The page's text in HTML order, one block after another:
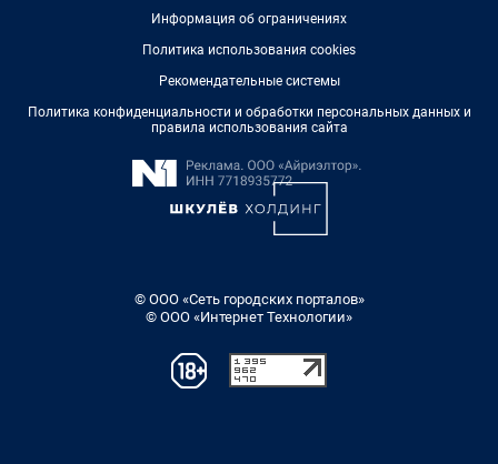
Информация об ограничениях
Политика использования cookies
Рекомендательные системы
Политика конфиденциальности и обработки персональных данных и
правила использования сайта
© ООО «Сеть городских порталов»
© ООО «Интернет Технологии»